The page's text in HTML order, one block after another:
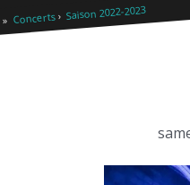
Concerts Saison 2022-2023